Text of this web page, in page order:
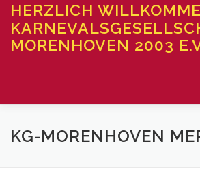
Zum
Inhalt
springen
HERZLICH
MORENHOVEN 2003
STARTSEITE DER VEREIN
KG-MORENHOVEN